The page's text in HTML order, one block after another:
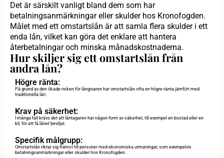
Det är särskilt vanligt bland dem som har
betalningsanmärkningar eller skulder hos Kronofogden.
Målet med ett omstartslån är att samla flera skulder i ett
enda lån, vilket kan göra det enklare att hantera
återbetalningar och minska månadskostnaderna.
Hur skiljer sig ett omstartslån från
andra lån?
Högre ränta:
På grund av den ökade risken för långivaren har omstartslån ofta en högre ränta jämfört med
traditionella lån.
Krav på säkerhet:
I många fall krävs det att låntagaren har någon form av säkerhet, till exempel en bostad eller en
bil, för att få lånet beviljat.
Specifik målgrupp:
Omstartslån riktar sig främst till personer med ekonomiska utmaningar, som exempelvis
betalningsanmärkningar eller skulder hos Kronofogden.